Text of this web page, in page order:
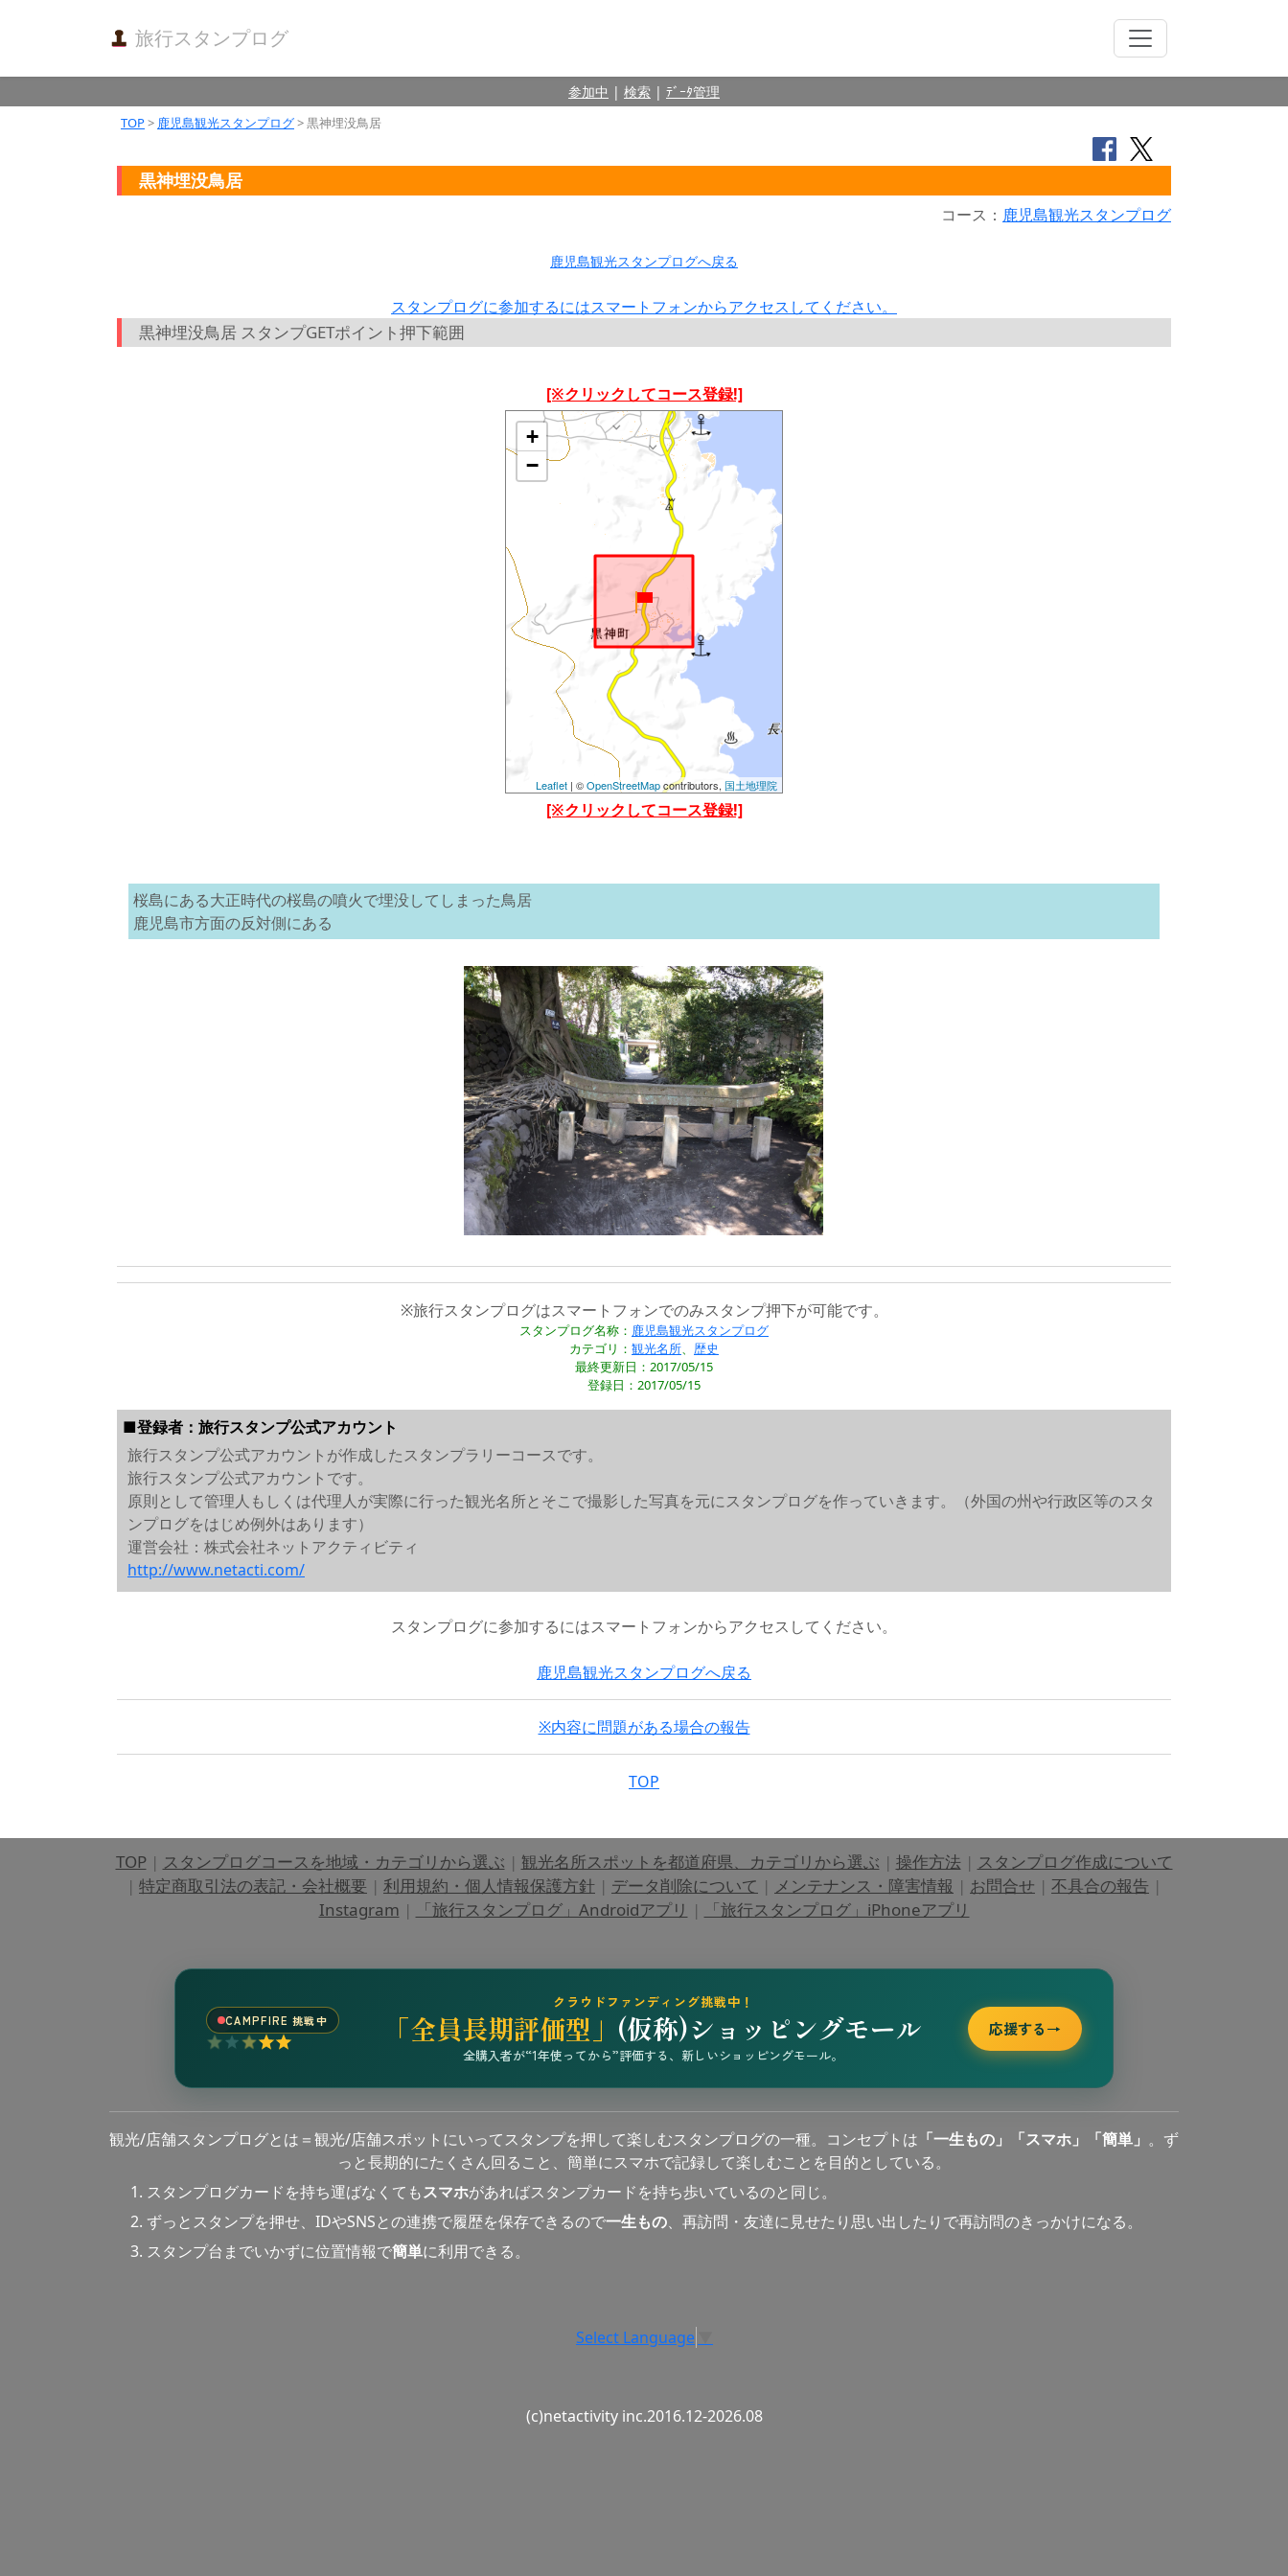
旅行スタンプログ
参加中 | 検索 | ﾃﾞｰﾀ管理
TOP> 鹿児島観光スタンプログ> 黒神埋没鳥居
黒神埋没鳥居
コース： 鹿児島観光スタンプログ
鹿児島観光スタンプログへ戻る
スタンプログに参加するにはスマートフォンからアクセスしてください。
黒神埋没鳥居 スタンプGETポイント押下範囲
[※クリックしてコース登録!]
地図を読み込み中です......
しばらくたっても読み込まれない場合は、
設定等で位置情報を許可してご覧ください。(当アプ
リの位置情報の他、Chormeブラウザの位置情報も許
可してみてください)
+
−
Leaflet | ©OpenStreetMapcontributors, 国土地理院
[※クリックしてコース登録!]
桜島にある大正時代の桜島の噴火で埋没してしまった鳥居
鹿児島市方面の反対側にある
※旅行スタンプログはスマートフォンでのみスタンプ押下が可能です。
スタンプログ名称： 鹿児島観光スタンプログ
カテゴリ： 観光名所、 歴史
最終更新日：2017/05/15
登録日：2017/05/15
■登録者：旅行スタンプ公式アカウント
旅行スタンプ公式アカウントが作成したスタンプラリーコースです。
旅行スタンプ公式アカウントです。
原則として管理人もしくは代理人が実際に行った観光名所とそこで撮影した写真を元にスタンプログを作っていきます。（外国の州や行政区等のスタ
ンプログをはじめ例外はあります）
運営会社：株式会社ネットアクティビティ
http://www.netacti.com/
スタンプログに参加するにはスマートフォンからアクセスしてください。
鹿児島観光スタンプログへ戻る
※内容に問題がある場合の報告
TOP
TOP| スタンプログコースを地域・カテゴリから選ぶ | 観光名所スポットを都道府県、カテゴリから選ぶ | 操作方法| スタンプログ作成について
| 特定商取引法の表記・会社概要 | 利用規約・個人情報保護方針 | データ削除について | メンテナンス・障害情報 | お問合せ | 不具合の報告 |
Instagram | 「旅行スタンプログ」Androidアプリ | 「旅行スタンプログ」iPhoneアプリ
CAMPFIRE 挑戦中
クラウドファンディング挑戦中！
「全員長期評価型」 (仮称)ショッピングモール
全購入者が“1年使ってから”評価する、新しいショッピングモール。
応援する→
観光/店舗スタンプログとは＝観光/店舗スポットにいってスタンプを押して楽しむスタンプログの一種。コンセプトは 「一生もの」「スマホ」「簡単」 。ず
っと長期的にたくさん回ること、簡単にスマホで記録して楽しむことを目的としている。
スタンプログカードを持ち運ばなくてもスマホがあればスタンプカードを持ち歩いているのと同じ。
ずっとスタンプを押せ、IDやSNSとの連携で履歴を保存できるので一生もの、再訪問・友達に見せたり思い出したりで再訪問のきっかけになる。
スタンプ台までいかずに位置情報で簡単に利用できる。
Select Language
(c)netactivity inc.2016.12-2026.08